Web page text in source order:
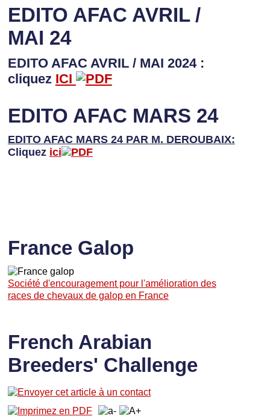
EDITO AFAC AVRIL /
MAI 24
EDITO AFAC AVRIL / MAI 2024 :
cliquez ICI
EDITO AFAC MARS 24
EDITO AFAC MARS 24 PAR M. DEROUBAIX:
Cliquez ici
France Galop
Société d'encouragement pour l'amélioration des
races de chevaux de galop en France
French Arabian
Breeders' Challenge